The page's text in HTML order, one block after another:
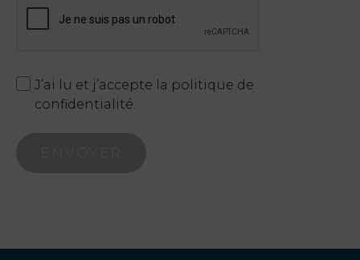
J’ai lu et j’accepte la politique de
confidentialité.